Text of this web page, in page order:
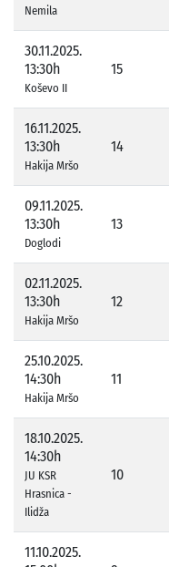
Nemila
30.11.2025.
13:30h
Koševo II
15
16.11.2025.
13:30h
Hakija Mršo
14
09.11.2025.
13:30h
Doglodi
13
02.11.2025.
13:30h
Hakija Mršo
12
25.10.2025.
14:30h
Hakija Mršo
11
18.10.2025.
14:30h
JU KSR
Hrasnica -
Ilidža
10
11.10.2025.